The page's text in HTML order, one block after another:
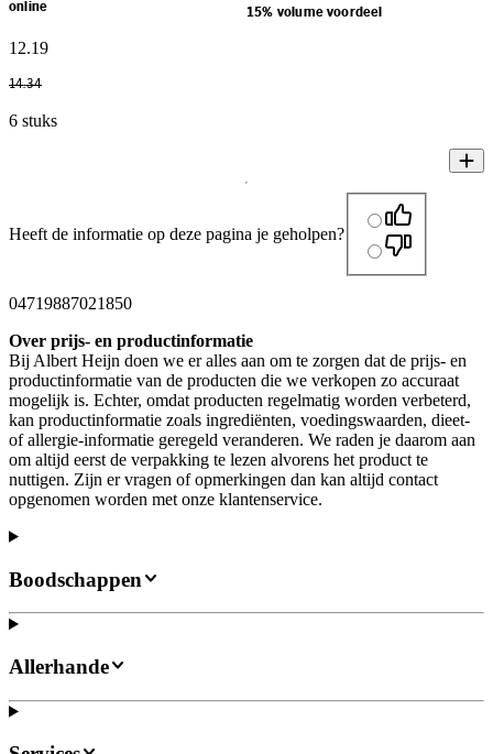
online 15% volume voordeel
12.19
14.34
6 stuks
Heeft de informatie op deze pagina je geholpen?
04719887021850
Over prijs- en productinformatie
Bij Albert Heijn doen we er alles aan om te zorgen dat de prijs- en
productinformatie van de producten die we verkopen zo accuraat
mogelijk is. Echter, omdat producten regelmatig worden verbeterd,
kan productinformatie zoals ingrediënten, voedingswaarden, dieet-
of allergie-informatie geregeld veranderen. We raden je daarom aan
om altijd eerst de verpakking te lezen alvorens het product te
nuttigen. Zijn er vragen of opmerkingen dan kan altijd contact
opgenomen worden met onze klantenservice.
Boodschappen
Allerhande